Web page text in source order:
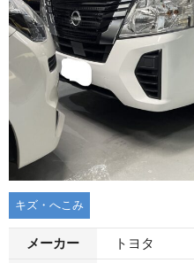
キズ・へこみ
メーカー トヨタ